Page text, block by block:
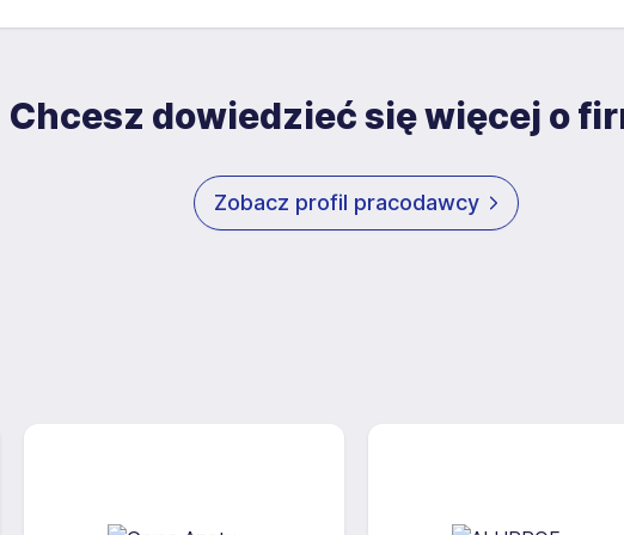
Chcesz dowiedzieć się więcej o
Zobacz profil pracodawcy